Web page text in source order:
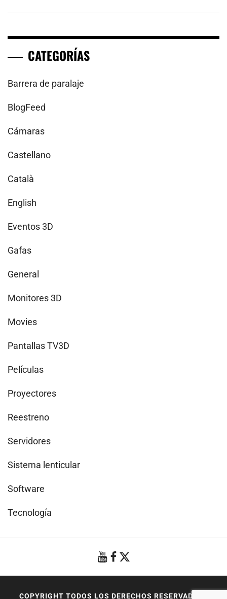
CATEGORÍAS
Barrera de paralaje
BlogFeed
Cámaras
Castellano
Català
English
Eventos 3D
Gafas
General
Monitores 3D
Movies
Pantallas TV3D
Películas
Proyectores
Reestreno
Servidores
Sistema lenticular
Software
Tecnología
COPYRIGHT TODOS LOS DERECHOS RESERVADOS